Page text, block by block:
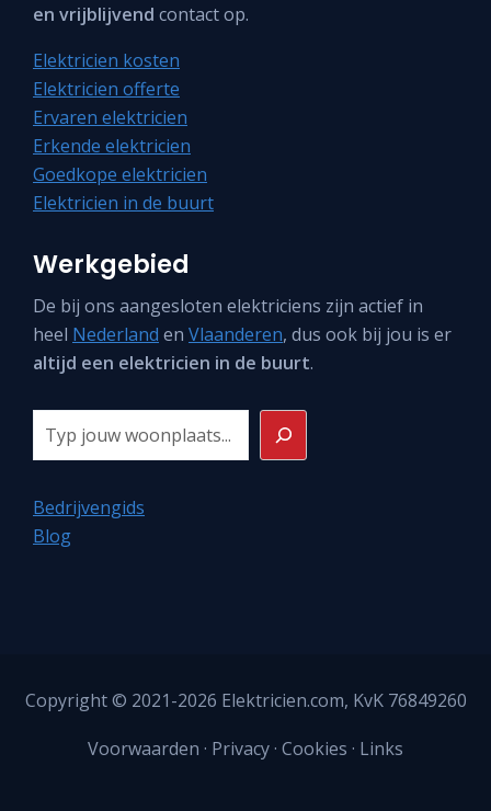
en vrijblijvend contact op.
Elektricien kosten
Elektricien offerte
Ervaren elektricien
Erkende elektricien
Goedkope elektricien
Elektricien in de buurt
Werkgebied
De bij ons aangesloten elektriciens zijn actief in
heel Nederland en Vlaanderen, dus ook bij jou is er
altijd een elektricien in de buurt.
Zoeken
Bedrijvengids
Blog
Copyright © 2021-2026 Elektricien.com, KvK 76849260
Voorwaarden · Privacy· Cookies · Links